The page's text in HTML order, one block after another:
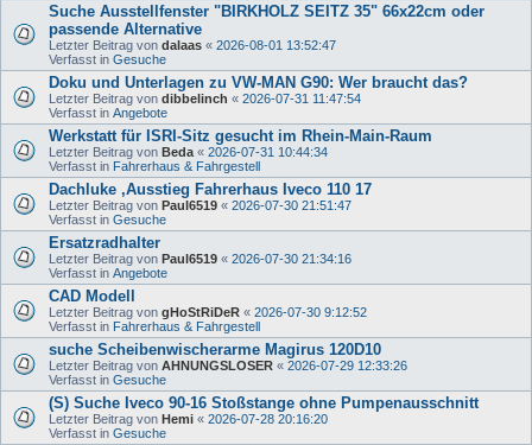
Suche Ausstellfenster "BIRKHOLZ SEITZ 35" 66x22cm oder
passende Alternative
Letzter Beitrag von dalaas « 2026-08-01 13:52:47
Verfasst in Gesuche
Doku und Unterlagen zu VW-MAN G90: Wer braucht das?
Letzter Beitrag von dibbelinch « 2026-07-31 11:47:54
Verfasst in Angebote
Werkstatt für ISRI-Sitz gesucht im Rhein-Main-Raum
Letzter Beitrag von Beda « 2026-07-31 10:44:34
Verfasst in Fahrerhaus & Fahrgestell
Dachluke ,Ausstieg Fahrerhaus Iveco 110 17
Letzter Beitrag von Paul6519 « 2026-07-30 21:51:47
Verfasst in Gesuche
Ersatzradhalter
Letzter Beitrag von Paul6519 « 2026-07-30 21:34:16
Verfasst in Angebote
CAD Modell
Letzter Beitrag von gHoStRiDeR « 2026-07-30 9:12:52
Verfasst in Fahrerhaus & Fahrgestell
suche Scheibenwischerarme Magirus 120D10
Letzter Beitrag von AHNUNGSLOSER « 2026-07-29 12:33:26
Verfasst in Gesuche
(S) Suche Iveco 90-16 Stoßstange ohne Pumpenausschnitt
Letzter Beitrag von Hemi « 2026-07-28 20:16:20
Verfasst in Gesuche